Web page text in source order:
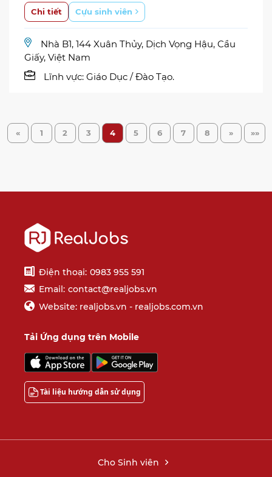
Chi tiết Cựu sinh viên
Nhà B1, 144 Xuân Thủy, Dịch Vọng Hậu, Cầu
Giấy, Việt Nam
Lĩnh vực: Giáo Dục / Đào Tạo.
« 1 2 3 4 5 6 7 8 » »»
Điện thoại: 0983 955 591
Email: contact@realjobs.vn
Website: realjobs.vn - realjobs.com.vn
Tải Ứng dụng trên Mobile
Tài liệu hướng dẫn sử dụng
Cho Sinh viên